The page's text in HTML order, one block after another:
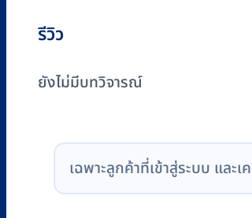
รีวิว
ยังไม่มีบทวิจารณ์
เฉพาะลูกค้าที่เข้าสู่ระบบ แล